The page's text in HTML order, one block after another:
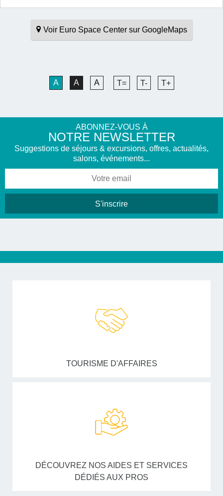
Voir Euro Space Center sur GoogleMaps
A A A T= T- T+
ABONNEZ-VOUS À
NOTRE NEWSLETTER
Suggestions de séjours & excursions, offres, actualités,
salons, événements...
TOURISME D'AFFAIRES
DÉCOUVREZ NOS AIDES ET SERVICES
DÉDIÉS AUX PROS